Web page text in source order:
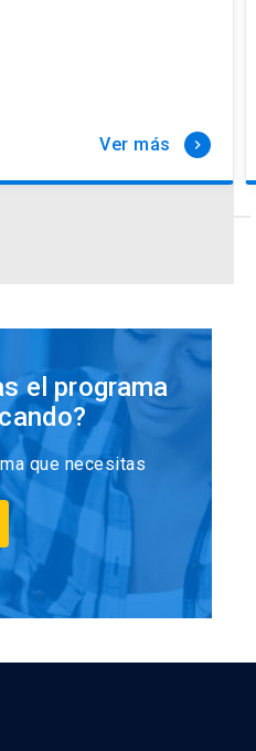
Ver más keyboard_arrow_right
el programa
que necesitas